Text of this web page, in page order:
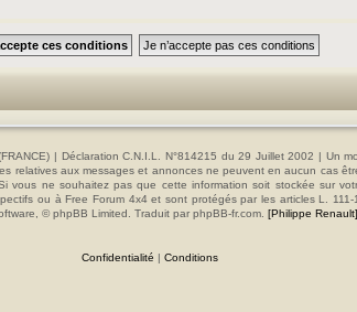
| Déclaration C.N.I.L. N°814215 du 29 Juillet 2002 | Un
relatives aux messages et annonces ne peuvent en aucun cas
ne souhaitez pas que cette information soit stockée sur
ou à Free Forum 4x4 et sont protégés par les articles L.
© phpBB Limited. Traduit par phpBB-fr.com. [Philippe Renault]
Confidentialité | Conditions